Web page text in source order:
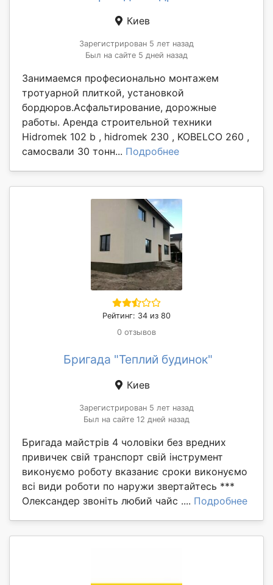
Киев
Зарегистрирован 5 лет назад
Был на сайте 5 дней назад
Занимаемся професионально монтажем
тротуарной плиткой, установкой
бордюров.Асфальтирование, дорожные
работы. Аренда строительной техники
Hidromek 102 b , hidromek 230 , KOBELCO 260 ,
самосвали 30 тонн... Подробнее
Рейтинг: 34 из 80
0 отзывов
Бригада "Теплий будинок"
Киев
Зарегистрирован 5 лет назад
Был на сайте 12 дней назад
Бригада майстрів 4 чоловіки без вредних
привичек свій транспорт свій інструмент
виконуємо роботу вказаниє сроки виконуємо
всі види роботи по наружи звертайтесь ***
Олександер звоніть любий чайс .... Подробнее